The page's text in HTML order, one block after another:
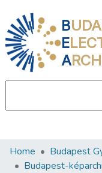
B
E
A
Communities &
Home Budapest
Budapest-